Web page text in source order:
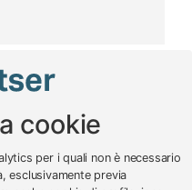
cookie
per i quali non è necessario
esclusivamente previa